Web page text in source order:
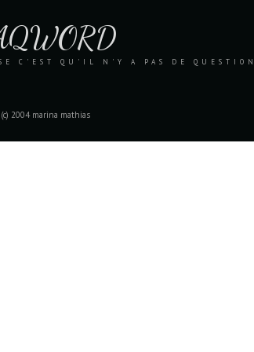
C'EST QU'IL N'Y A PAS DE QUESTION
(c) 2004 marina mathias